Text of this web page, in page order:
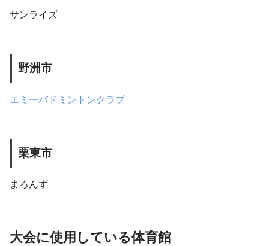
サンライズ
野洲市
エミーバドミントンクラブ
栗東市
まろんず
大会に使用している体育館